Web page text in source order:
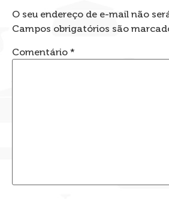
O seu endereço de e-mail não
Campos obrigatórios são
Comentário *